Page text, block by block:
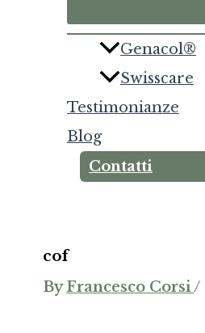
Genacol®
Swisscare
Testimonianze
Blog
Contatti
cof
ByFrancesco Corsi/